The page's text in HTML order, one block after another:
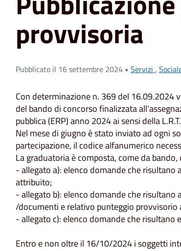
provvisoria
Pubblicato il 16 settembre 2024 • Servizi ,
Con determinazione n. 369 del 16.09.2024
del bando di concorso finalizzata
pubblica (ERP) anno 2024 ai sensi della
Nel mese di giugno è stato inviato ad ogni
partecipazione, il codice alfanumerico
La graduatoria è composta, come da bando,
- allegato a): elenco domande che
attribuito;
- allegato b): elenco domande che
/documenti e relativo punteggio provvisorio
- allegato c): elenco domande che risultano
Entro e non oltre il 16/10/2024 i soggetti